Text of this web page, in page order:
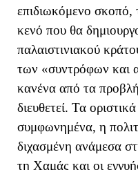
επιδιωκόμενο σκοπό,
κενό που θα
παλαιστινιακού
των «συντρόφων και
κανένα από τα
διευθετεί. Τα
συμφωνημένα, η
διχασμένη ανάμεσα
τη Χαμάς και οι